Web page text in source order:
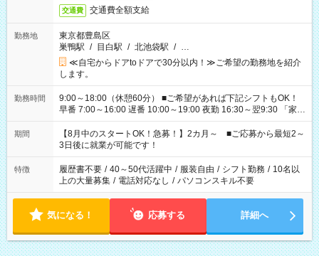
交通費 交通費全額支給
勤務地
東京都豊島区
巣鴨駅 / 目白駅 / 北池袋駅 / …
≪自宅からドアtoドアで30分以内！≫ご希望の勤務地を紹介
します。
勤務時間
9:00～18:00（休憩60分） ■ご希望があれば下記シフトもOK！
早番 7:00～16:00 遅番 10:00～19:00 夜勤 16:30～翌9:30 「家族
と休みを合わせたい」 「余裕を持って夕飯の準備がしたい」
「できれば残業はしたくない」 など、ご希望を教えてください
ね。 ※Wワーク希望の方へ 今ご覧のお仕事で希望する勤務時間
と、もう1つのお仕事の勤務時間。 合計で週40時間を超える場
合は応募できません。
期間
【8月中のスタートOK！急募！】2カ月～ ■ご応募から最短2～
3日後に就業が可能です！
特徴 履歴書不要 / 40～50代活躍中 / 服装自由 / シフト勤務 / 10名以
上の大量募集 / 電話対応なし / パソコンスキル不要
気になる！ 応募する 詳細へ